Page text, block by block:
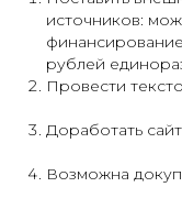
источников:
рублей
Провести
Доработать
Возможна